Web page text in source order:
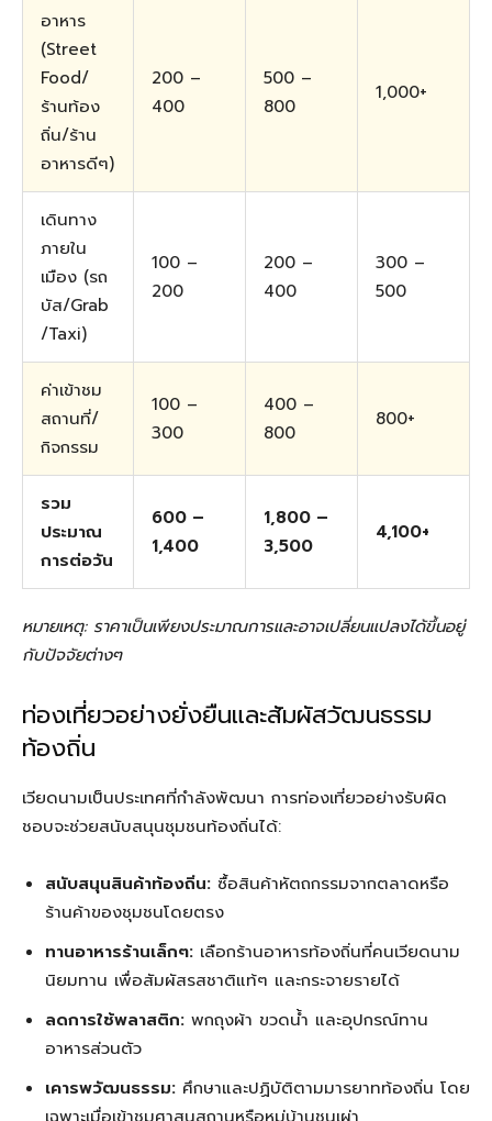
อาหาร
(Street
Food/
ร้านท้อง
ถิ่น/ร้าน
อาหารดีๆ)
200 –
400
500 –
800
1,000+
เดินทาง
ภายใน
เมือง (รถ
บัส/Grab
/Taxi)
100 –
200
200 –
400
300 –
500
ค่าเข้าชม
สถานที่/
กิจกรรม
100 –
300
400 –
800
800+
รวม
ประมาณ
การต่อวัน
600 –
1,400
1,800 –
3,500
4,100+
หมายเหตุ: ราคาเป็นเพียงประมาณการและอาจเปลี่ยนแปลงได้ขึ้นอยู่
กับปัจจัยต่างๆ
ท่องเที่ยวอย่างยั่งยืนและสัมผัสวัฒนธรรม
ท้องถิ่น
เวียดนามเป็นประเทศที่กำลังพัฒนา การท่องเที่ยวอย่างรับผิด
ชอบจะช่วยสนับสนุนชุมชนท้องถิ่นได้:
สนับสนุนสินค้าท้องถิ่น: ซื้อสินค้าหัตถกรรมจากตลาดหรือ
ร้านค้าของชุมชนโดยตรง
ทานอาหารร้านเล็กๆ: เลือกร้านอาหารท้องถิ่นที่คนเวียดนาม
นิยมทาน เพื่อสัมผัสรสชาติแท้ๆ และกระจายรายได้
ลดการใช้พลาสติก: พกถุงผ้า ขวดน้ำ และอุปกรณ์ทาน
อาหารส่วนตัว
เคารพวัฒนธรรม: ศึกษาและปฏิบัติตามมารยาทท้องถิ่น โดย